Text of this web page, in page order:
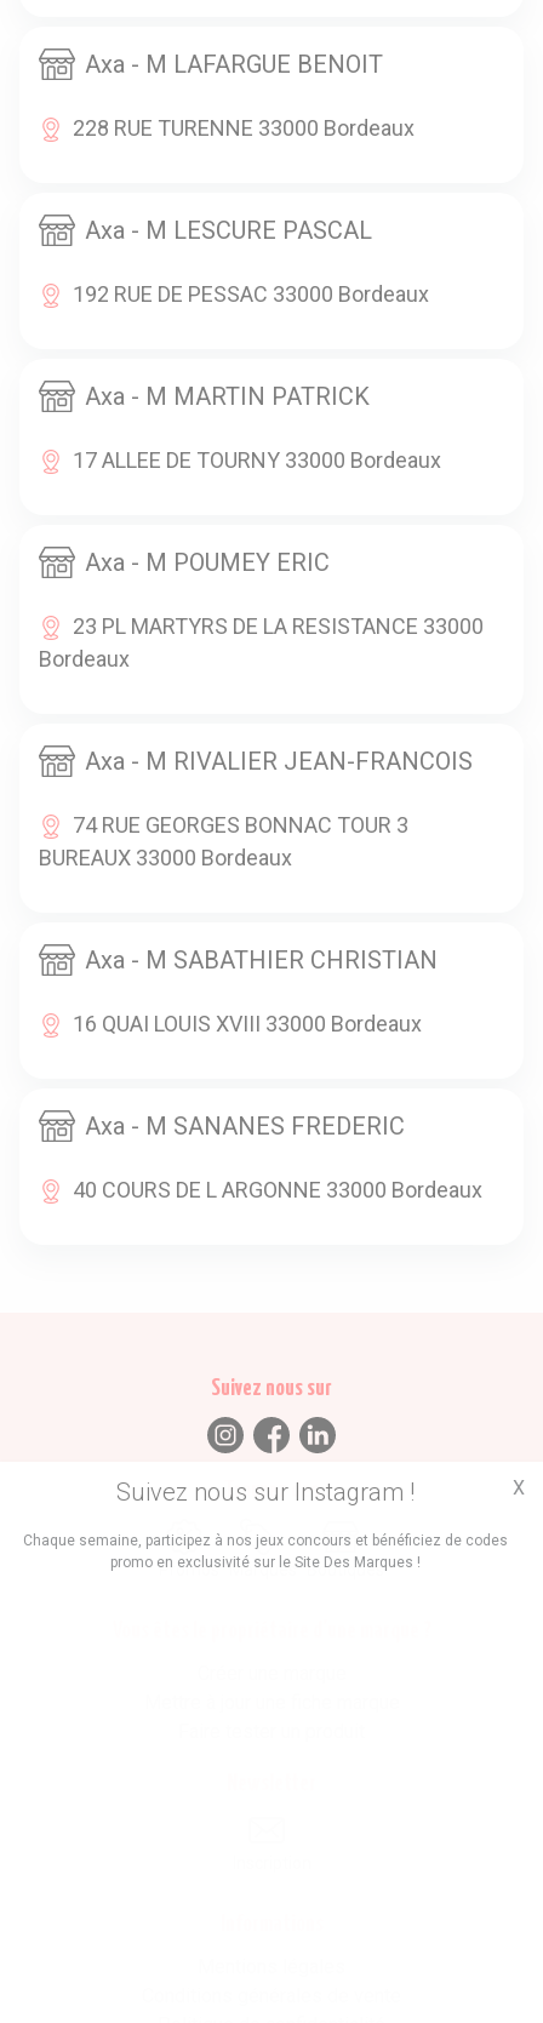
Axa - M LAFARGUE BENOIT
228 RUE TURENNE 33000 Bordeaux
Axa - M LESCURE PASCAL
192 RUE DE PESSAC 33000 Bordeaux
Axa - M MARTIN PATRICK
17 ALLEE DE TOURNY 33000 Bordeaux
Axa - M POUMEY ERIC
23 PL MARTYRS DE LA RESISTANCE 33000
Bordeaux
Axa - M RIVALIER JEAN-FRANCOIS
74 RUE GEORGES BONNAC TOUR 3
BUREAUX 33000 Bordeaux
Axa - M SABATHIER CHRISTIAN
16 QUAI LOUIS XVIII 33000 Bordeaux
Axa - M SANANES FREDERIC
40 COURS DE L ARGONNE 33000 Bordeaux
Suivez nous sur Instagram !
Chaque semaine, participez à nos jeux concours et bénéficiez de codes
promo en exclusivité sur le Site Des Marques !
X
Suivez nous sur
Trouvez des
Promos Marques Boutiques